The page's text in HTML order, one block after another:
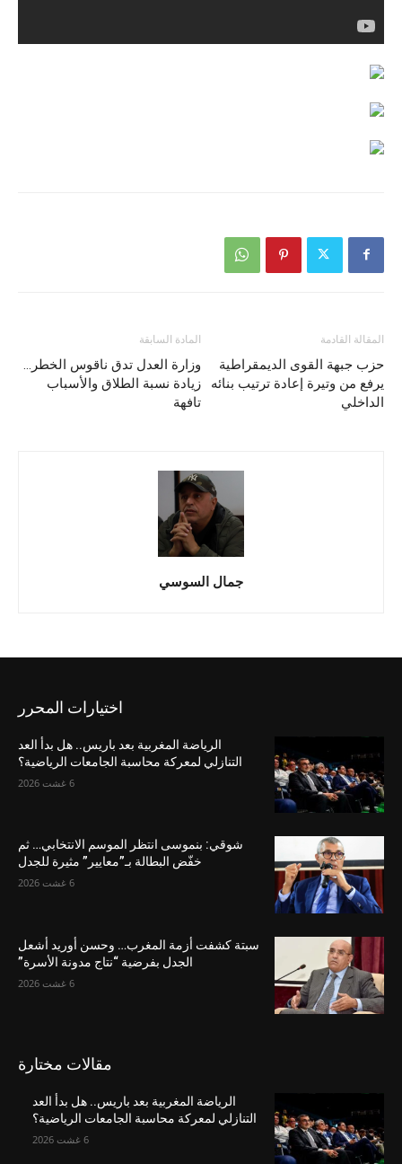
المادة السابقة
وزارة العدل تدق ناقوس الخطر…
زيادة نسبة الطلاق والأسباب
تافهة
المقالة القادمة
حزب جبهة القوى الديمقراطية
يرفع من وتيرة إعادة ترتيب بنائه
الداخلي
جمال السوسي
اختيارات المحرر
الرياضة المغربية بعد باريس.. هل بدأ العد
التنازلي لمعركة محاسبة الجامعات الرياضية؟
6 غشت 2026
شوقي: بنموسى انتظر الموسم الانتخابي… ثم
خفّض البطالة بـ”معايير” مثيرة للجدل
6 غشت 2026
سبتة كشفت أزمة المغرب… وحسن أوريد أشعل
الجدل بفرضية “نتاج مدونة الأسرة”
6 غشت 2026
مقالات مختارة
الرياضة المغربية بعد باريس.. هل بدأ العد
التنازلي لمعركة محاسبة الجامعات الرياضية؟
6 غشت 2026